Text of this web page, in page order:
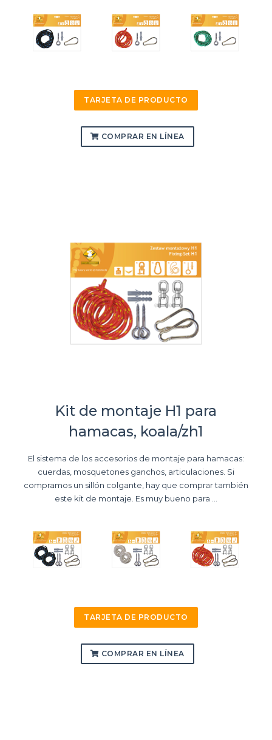
TARJETA DE PRODUCTO
COMPRAR EN LÍNEA
Kit de montaje H1 para
hamacas, koala/zh1
El sistema de los accesorios de montaje para hamacas:
cuerdas, mosquetones ganchos, articulaciones. Si
compramos un sillón colgante, hay que comprar también
este kit de montaje. Es muy bueno para ...
TARJETA DE PRODUCTO
COMPRAR EN LÍNEA